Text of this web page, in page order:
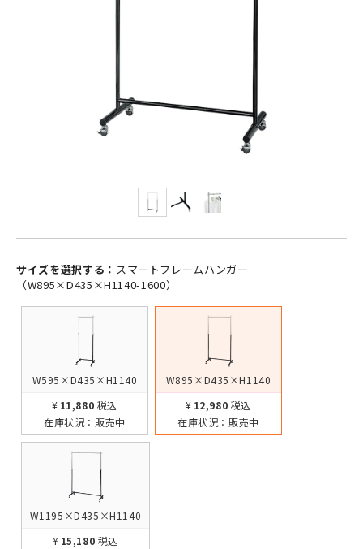
サイズを選択する： スマートフレームハンガー
（W895×D435×H1140-1600）
W595×D435×H1140
¥11,880 税込
在庫状況： 販売中
W895×D435×H1140
¥12,980 税込
在庫状況： 販売中
W1195×D435×H1140
¥15,180 税込